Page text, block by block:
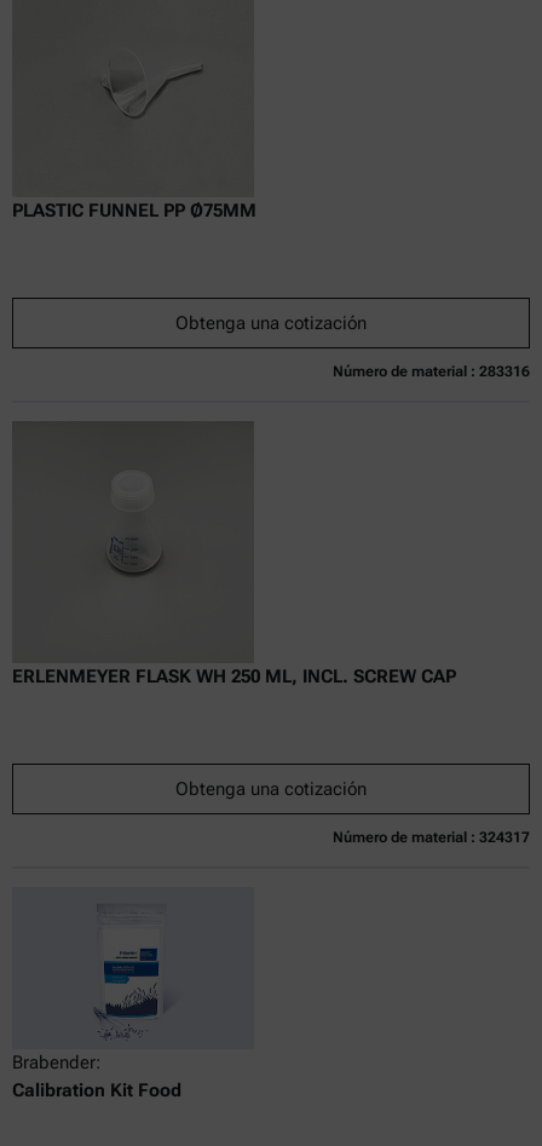
PLASTIC FUNNEL PP Ø75MM
Obtenga una cotización
Número de material : 283316
ERLENMEYER FLASK WH 250 ML, INCL. SCREW CAP
Obtenga una cotización
Número de material : 324317
Brabender:
Calibration Kit Food